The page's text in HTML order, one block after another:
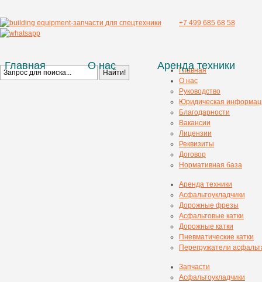
+7 499 685 68 58
Главная О нас Аренда техники
Главная
О нас
Руководство
Юридическая
Благодарности
Вакансии
Лицензии
Реквизиты
Договор
Нормативная база
Аренда техники
Асфальтоукладчики
Дорожные фрезы
Асфальтовые катки
Дорожные катки
Пневматические катки
Перегружатели
Запчасти
Асфальтоукладчики